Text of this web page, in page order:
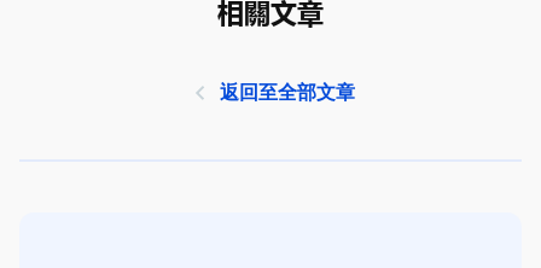
相關文章
返回至全部文章